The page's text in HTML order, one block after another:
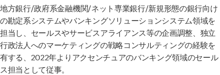
地方銀行/政府系金融機関/ネット専業銀行/新規形態の銀行向け
の勘定系システムやバンキングソリューションシステム領域を
担当し、セールスやサービスアライアンス等の企画調整、独立
行政法人へのマーケティングの戦略コンサルティングの経験を
有する、 2022年よりアクセンチュアのバンキング領域のセール
ス担当として従事。